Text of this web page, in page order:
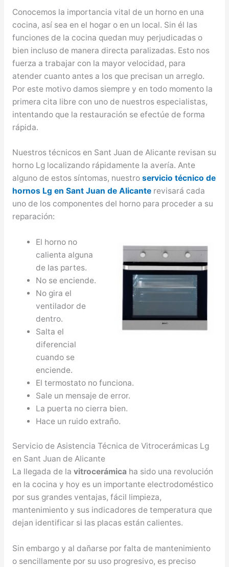
Conocemos la importancia vital de un horno en una
cocina, así sea en el hogar o en un local. Sin él las
funciones de la cocina quedan muy perjudicadas o
bien incluso de manera directa paralizadas. Esto nos
fuerza a trabajar con la mayor velocidad, para
atender cuanto antes a los que precisan un arreglo.
Por este motivo damos siempre y en todo momento la
primera cita libre con uno de nuestros especialistas,
intentando que la restauración se efectúe de forma
rápida.
Nuestros técnicos en Sant Juan de Alicante revisan su
horno Lg localizando rápidamente la avería. Ante
alguno de estos síntomas, nuestro servicio técnico de
hornos Lg en Sant Juan de Alicanterevisará cada
uno de los componentes del horno para proceder a su
reparación:
El horno no
calienta alguna
de las partes.
No se enciende.
No gira el
ventilador de
dentro.
Salta el
diferencial
cuando se
enciende.
El termostato no funciona.
Sale un mensaje de error.
La puerta no cierra bien.
Hace un ruido extraño.
Servicio de Asistencia Técnica de Vitrocerámicas Lg
en Sant Juan de Alicante
La llegada de la vitrocerámica ha sido una revolución
en la cocina y hoy es un importante electrodoméstico
por sus grandes ventajas, fácil limpieza,
mantenimiento y sus indicadores de temperatura que
dejan identificar si las placas están calientes.
Sin embargo y al dañarse por falta de mantenimiento
o sencillamente por su uso progresivo, es preciso